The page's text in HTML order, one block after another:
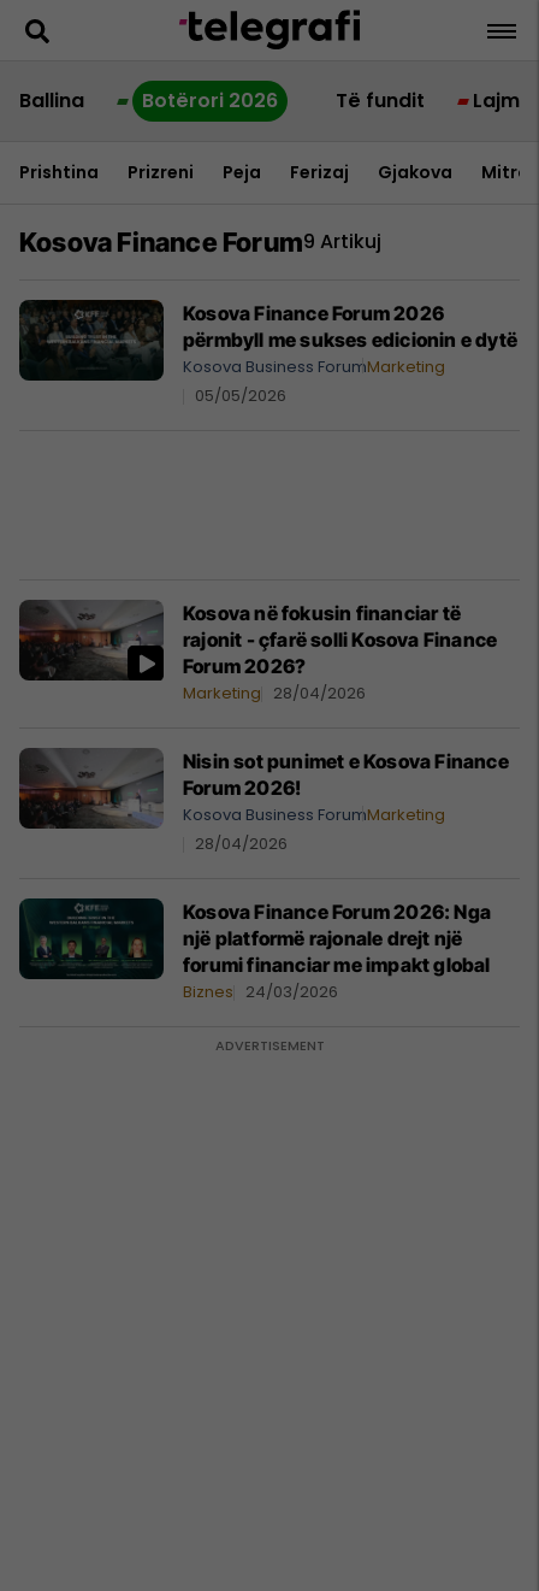
Ballina Botërori 2026 Të fundit Lajme
Prishtina Prizreni Peja Ferizaj Gjakova
Kosova Finance Forum9 Artikuj
Kosova Finance Forum 2026
përmbyll me sukses edicionin e dytë
Kosova Business ForumMarketing
05/05/2026
Kosova në fokusin financiar të
rajonit - çfarë solli Kosova Finance
Forum 2026?
Marketing 28/04/2026
Nisin sot punimet e Kosova Finance
Forum 2026!
Kosova Business ForumMarketing
28/04/2026
Kosova Finance Forum 2026: Nga
një platformë rajonale drejt një
forumi financiar me impakt global
Biznes 24/03/2026